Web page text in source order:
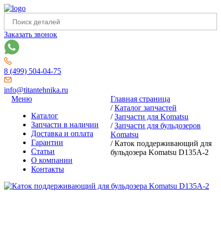
Заказать звонок
8 (499) 504-04-75
info@titantehnika.ru
Меню
Каталог
Запчасти в наличии
Доставка и оплата
Гарантии
Статьи
О компании
Контакты
Главная страница
/Каталог запчастей
/Запчасти для Komatsu
/Запчасти для бульдозеров
Komatsu
/Каток поддерживающий для
бульдозера Komatsu D135A-2